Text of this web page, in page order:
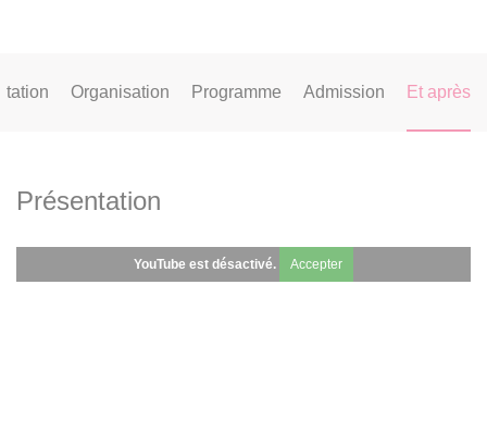
Organisation Programme Admission Et après
Présentation
YouTube est désactivé. Accepter